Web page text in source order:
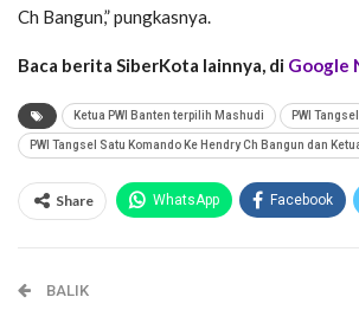
Ch Bangun,” pungkasnya.
Baca berita SiberKota lainnya, di Google
Ketua PWI Banten terpilih Mashudi PWI Tangsel
PWI Tangsel Satu Komando Ke Hendry Ch Bangun dan
Share WhatsApp Facebook
Telegram
BALIK